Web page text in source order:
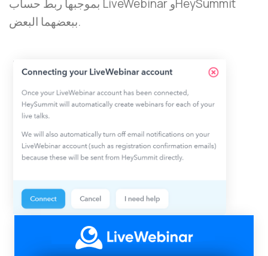
بموجبها ربط حساب LiveWebinar وHeySummit
ببعضهما البعض.